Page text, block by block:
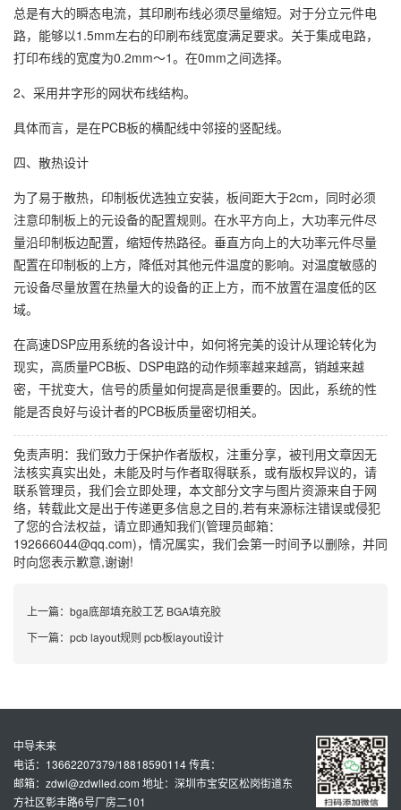
总是有大的瞬态电流，其印刷布线必须尽量缩短。对于分立元件电
路，能够以1.5mm左右的印刷布线宽度满足要求。关于集成电路，
打印布线的宽度为0.2mm～1。在0mm之间选择。
2、采用井字形的网状布线结构。
具体而言，是在PCB板的横配线中邻接的竖配线。
四、散热设计
为了易于散热，印制板优选独立安装，板间距大于2cm，同时必须
注意印制板上的元设备的配置规则。在水平方向上，大功率元件尽
量沿印制板边配置，缩短传热路径。垂直方向上的大功率元件尽量
配置在印制板的上方，降低对其他元件温度的影响。对温度敏感的
元设备尽量放置在热量大的设备的正上方，而不放置在温度低的区
域。
在高速DSP应用系统的各设计中，如何将完美的设计从理论转化为
现实，高质量PCB板、DSP电路的动作频率越来越高，销越来越
密，干扰变大，信号的质量如何提高是很重要的。因此，系统的性
能是否良好与设计者的PCB板质量密切相关。
免责声明：我们致力于保护作者版权，注重分享，被刊用文章因无
法核实真实出处，未能及时与作者取得联系，或有版权异议的，请
联系管理员，我们会立即处理，本文部分文字与图片资源来自于网
络，转载此文是出于传递更多信息之目的,若有来源标注错误或侵犯
了您的合法权益，请立即通知我们(管理员邮箱：
192666044@qq.com)，情况属实，我们会第一时间予以删除，并同
时向您表示歉意,谢谢!
上一篇： bga底部填充胶工艺 BGA填充胶
下一篇： pcb layout规则 pcb板layout设计
中导未来
电话：13662207379/18818590114 传真：
邮箱：zdwl@zdwlled.com 地址：深圳市宝安区松岗街道东
方社区彰丰路6号厂房二101